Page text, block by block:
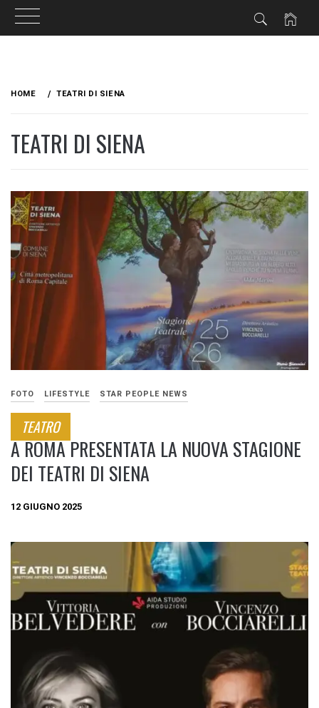
HOME TEATRI DI SIENA
TEATRI DI SIENA
FOTO LIFESTYLE STAR PEOPLE NEWS
TEATRO
A ROMA PRESENTATA LA NUOVA STAGIONE
DEI TEATRI DI SIENA
12 GIUGNO 2025